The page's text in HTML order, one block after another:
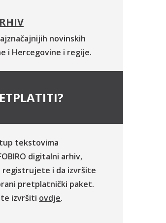
novinskih
i Hercegovine i regije.
tekstovima
digitalni arhiv,
registrujete i da izvršite
pretplatnički paket.
izvršiti ovdje.